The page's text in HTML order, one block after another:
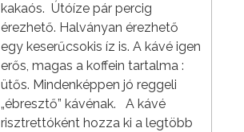
kakaós. Útóíze pár percig
érezhető. Halványan érezhető
egy keserűcsokis íz is. A kávé igen
erős, magas a koffein tartalma :
ütős. Mindenképpen jó reggeli
„ébresztő” kávénak. A kávé
risztrettóként hozza ki a legtöbb